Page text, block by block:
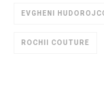
EVGHENI
ROCHII COUTURE